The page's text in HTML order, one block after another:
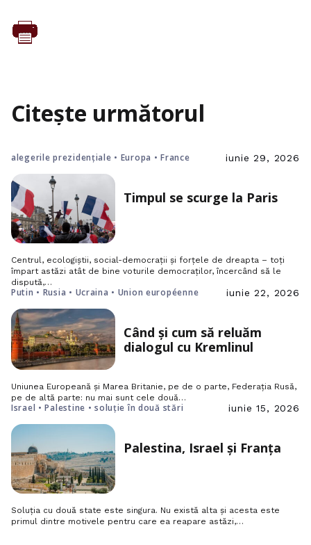
Citește următorul
alegerile prezidențiale • Europa • France iunie 29, 2026
Timpul se scurge la Paris
Centrul, ecologiștii, social-democrații și forțele de dreapta – toți
împart astăzi atât de bine voturile democraților, încercând să le
dispută,…
Putin • Rusia • Ucraina • Union européenne iunie 22, 2026
Când și cum să reluăm
dialogul cu Kremlinul
Uniunea Europeană și Marea Britanie, pe de o parte, Federația Rusă,
pe de altă parte: nu mai sunt cele două…
Israel • Palestine • soluție în două stări iunie 15, 2026
Palestina, Israel și Franța
Soluția cu două state este singura. Nu există alta și acesta este
primul dintre motivele pentru care ea reapare astăzi,…